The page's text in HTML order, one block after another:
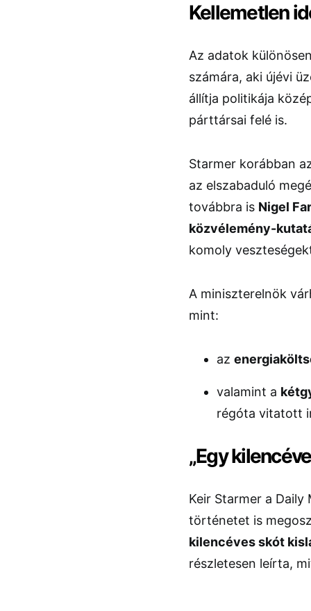
Kellemetlen
Az adatok
számára, aki újévi
állítja politikája
párttársai felé is.
Starmer korábban
az elszabaduló
továbbra is Nigel
közvélemény-
komoly
A miniszterelnök
mint:
az
valamint a
régóta vitatott
„Egy
Keir Starmer a
történetet is
kilencéves skót
részletesen leírta,